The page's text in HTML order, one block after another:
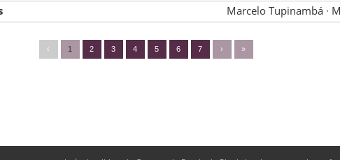
Marcelo Tupinambá ∙
‹ 1 2 3 4 5 6 7 › »